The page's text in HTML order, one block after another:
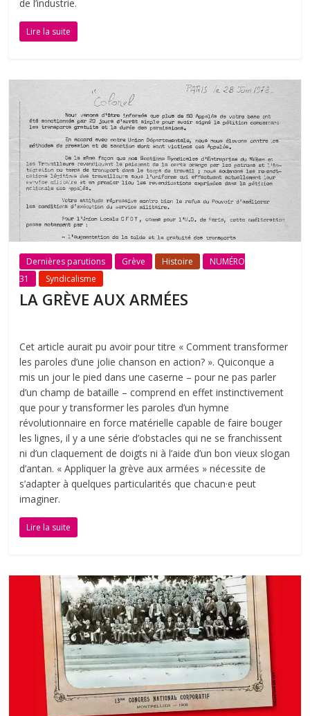
de l’industrie.
Lire la suite
Dernières parutions Grève Histoire
NUMÉRO
31
Syndicalisme
LA GRÈVE AUX ARMÉES
Cet article aurait pu avoir pour titre « Comment transformer
les paroles d’une jolie chanson en action? ». Quiconque a
mis un jour le pied dans une caserne – pour ne pas parler
d’un champ de bataille – comprend en effet instinctivement
que pour y transformer les paroles d’un hymne
révolutionnaire en force matérielle capable de faire bouger
les lignes, il y a une série d’obstacles qui ne se franchissent
ni d’un claquement de doigts ni à l’aide d’un bon vieux slogan
d’antan. « Appliquer la grève aux armées » nécessite de
s’adapter à quelques particularités que chacun·e peut
imaginer.
Lire la suite